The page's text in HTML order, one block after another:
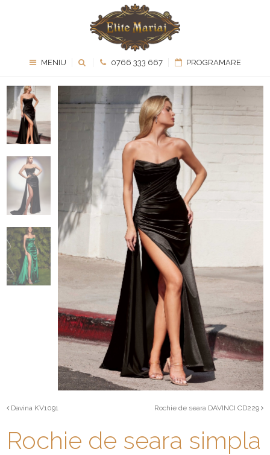
MENIU 0766 333 667 PROGRAMARE
Davina KV1091 Rochie de seara DAVINCI CD229
Rochie de seara simpla